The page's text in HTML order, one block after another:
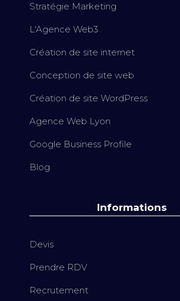
Stratégie Marketing
L'Agence Web3
Création de site internet
Conception de site web
Création de site WordPress
Agence Web Lyon
Google Business Profile
Blog
Informations
Devis
Prendre RDV
Recrutement